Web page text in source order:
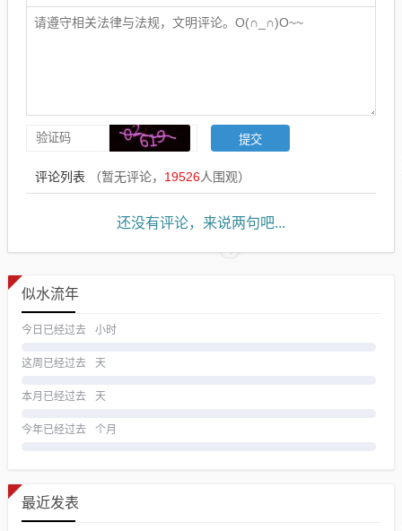
评论列表 （暂无评论， 19526人围观）
还没有评论，来说两句吧...
似水流年
今日已经过去 小时
这周已经过去 天
本月已经过去 天
今年已经过去 个月
最近发表